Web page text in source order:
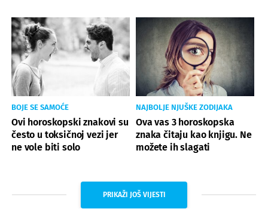
BOJE SE SAMOĆE
Ovi horoskopski znakovi su
često u toksičnoj vezi jer
ne vole biti solo
NAJBOLJE NJUŠKE ZODIJAKA
Ova vas 3 horoskopska
znaka čitaju kao knjigu. Ne
možete ih slagati
PRIKAŽI JOŠ VIJESTI